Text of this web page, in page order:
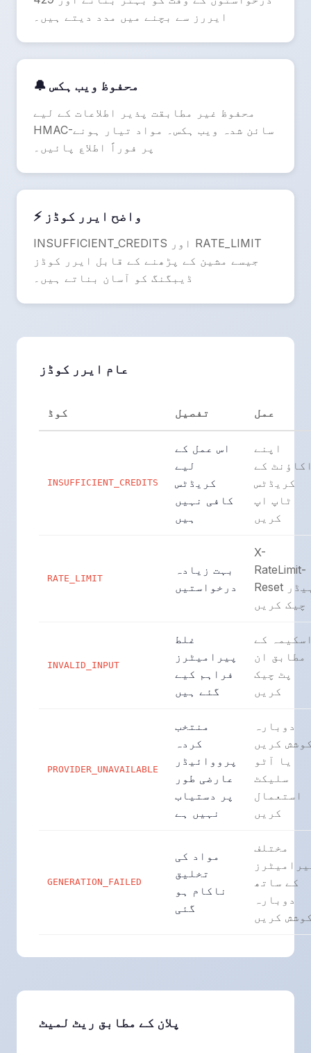
ایررز سے بچنے میں مدد دیتے ہیں۔
🔔 محفوظ ویب ہکس
محفوظ غیر مطابقت پذیر اطلاعات کے لیے
HMAC-سائن شدہ ویب ہکس۔ مواد تیار ہونے
پر فوراً اطلاع پائیں۔
⚡ واضح ایرر کوڈز
INSUFFICIENT_CREDITS اور RATE_LIMIT
جیسے مشین کے پڑھنے کے قابل ایرر کوڈز
ڈیبگنگ کو آسان بناتے ہیں۔
عام ایرر کوڈز
کوڈ تفصیل عمل
INSUFFICIENT_CREDITS
اس عمل کے
لیے
کریڈٹس
کافی نہیں
ہیں
اپنے
کے
کریڈٹس
ٹاپ اپ
کریں
RATE_LIMIT
بہت زیادہ
درخواستیں
X-
RateLimit-
Reset ہیڈر
چیک کریں
INVALID_INPUT
غلط
پیرامیٹرز
فراہم کیے
گئے ہیں
کے
مطابق ان
پٹ چیک
کریں
PROVIDER_UNAVAILABLE
منتخب
کردہ
پرووائیڈر
عارضی طور
پر دستیاب
نہیں ہے
دوبارہ
کریں
یا آٹو
سلیکٹ
استعمال
کریں
GENERATION_FAILED
مواد کی
تخلیق
ناکام ہو
گئی
مختلف
کے ساتھ
دوبارہ
کریں
پلان کے مطابق ریٹ لمیٹ